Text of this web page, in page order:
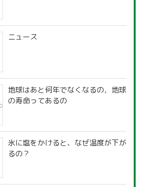
ニュース
地球はあと何年でなくなるの，地球
の寿命ってあるの
氷に塩をかけると、なぜ温度が下が
るの？